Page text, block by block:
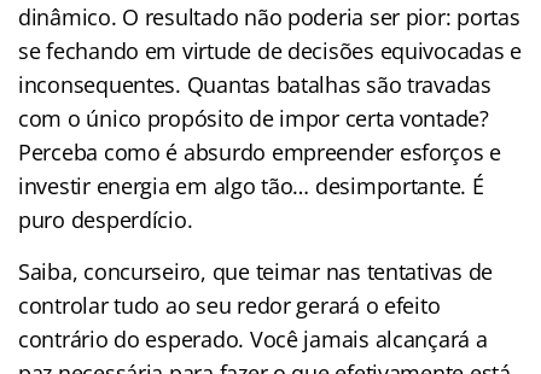
dinâmico. O resultado não poderia ser pior: portas
se fechando em virtude de decisões equivocadas e
inconsequentes. Quantas batalhas são travadas
com o único propósito de impor certa vontade?
Perceba como é absurdo empreender esforços e
investir energia em algo tão… desimportante. É
puro desperdício.
Saiba, concurseiro, que teimar nas tentativas de
controlar tudo ao seu redor gerará o efeito
contrário do esperado. Você jamais alcançará a